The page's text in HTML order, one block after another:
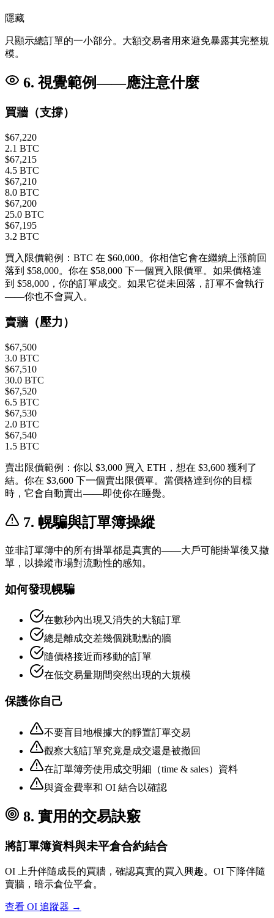
隱藏
只顯示總訂單的一小部分。大額交易者用來避免暴露其完整規
模。
6. 視覺範例——應注意什麼
買牆（支撐）
$67,220
2.1 BTC
$67,215
4.5 BTC
$67,210
8.0 BTC
$67,200
25.0 BTC
$67,195
3.2 BTC
買入限價範例：BTC 在 $60,000。你相信它會在繼續上漲前回
落到 $58,000。你在 $58,000 下一個買入限價單。如果價格達
到 $58,000，你的訂單成交。如果它從未回落，訂單不會執行
——你也不會買入。
賣牆（壓力）
$67,500
3.0 BTC
$67,510
30.0 BTC
$67,520
6.5 BTC
$67,530
2.0 BTC
$67,540
1.5 BTC
賣出限價範例：你以 $3,000 買入 ETH，想在 $3,600 獲利了
結。你在 $3,600 下一個賣出限價單。當價格達到你的目標
時，它會自動賣出——即使你在睡覺。
7. 幌騙與訂單簿操縱
並非訂單簿中的所有掛單都是真實的——大戶可能掛單後又撤
單，以操縱市場對流動性的感知。
如何發現幌騙
在數秒內出現又消失的大額訂單
總是離成交差幾個跳動點的牆
隨價格接近而移動的訂單
在低交易量期間突然出現的大規模
保護你自己
不要盲目地根據大的靜置訂單交易
觀察大額訂單究竟是成交還是被撤回
在訂單簿旁使用成交明細（time & sales）資料
與資金費率和 OI 結合以確認
8. 實用的交易訣竅
將訂單簿資料與未平倉合約結合
OI 上升伴隨成長的買牆，確認真實的買入興趣。OI 下降伴隨
賣牆，暗示倉位平倉。
查看 OI 追蹤器 →